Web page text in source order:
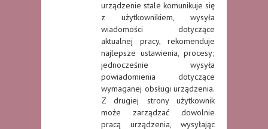
urządzenie stale komunikuje się
z użytkownikiem, wysyła
wiadomości dotyczące
aktualnej pracy, rekomenduje
najlepsze ustawienia, procesy;
jednocześnie wysyła
powiadomienia dotyczące
wymaganej obsługi urządzenia.
Z drugiej strony użytkownik
może zarządzać dowolnie
pracą urządzenia, wysyłając